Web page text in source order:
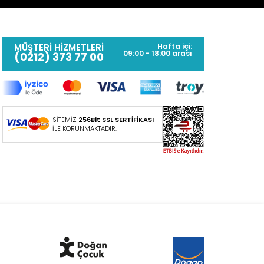
MÜŞTERİ HİZMETLERİ
(0212) 373 77 00
Hafta içi:
09:00 - 18:00 arası
SİTEMİZ 256Bit SSL SERTİFİKASI
İLE KORUNMAKTADIR.